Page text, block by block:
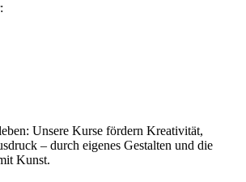
Unsere Kurse fördern Kreativität,
– durch eigenes Gestalten und die
Kunst.